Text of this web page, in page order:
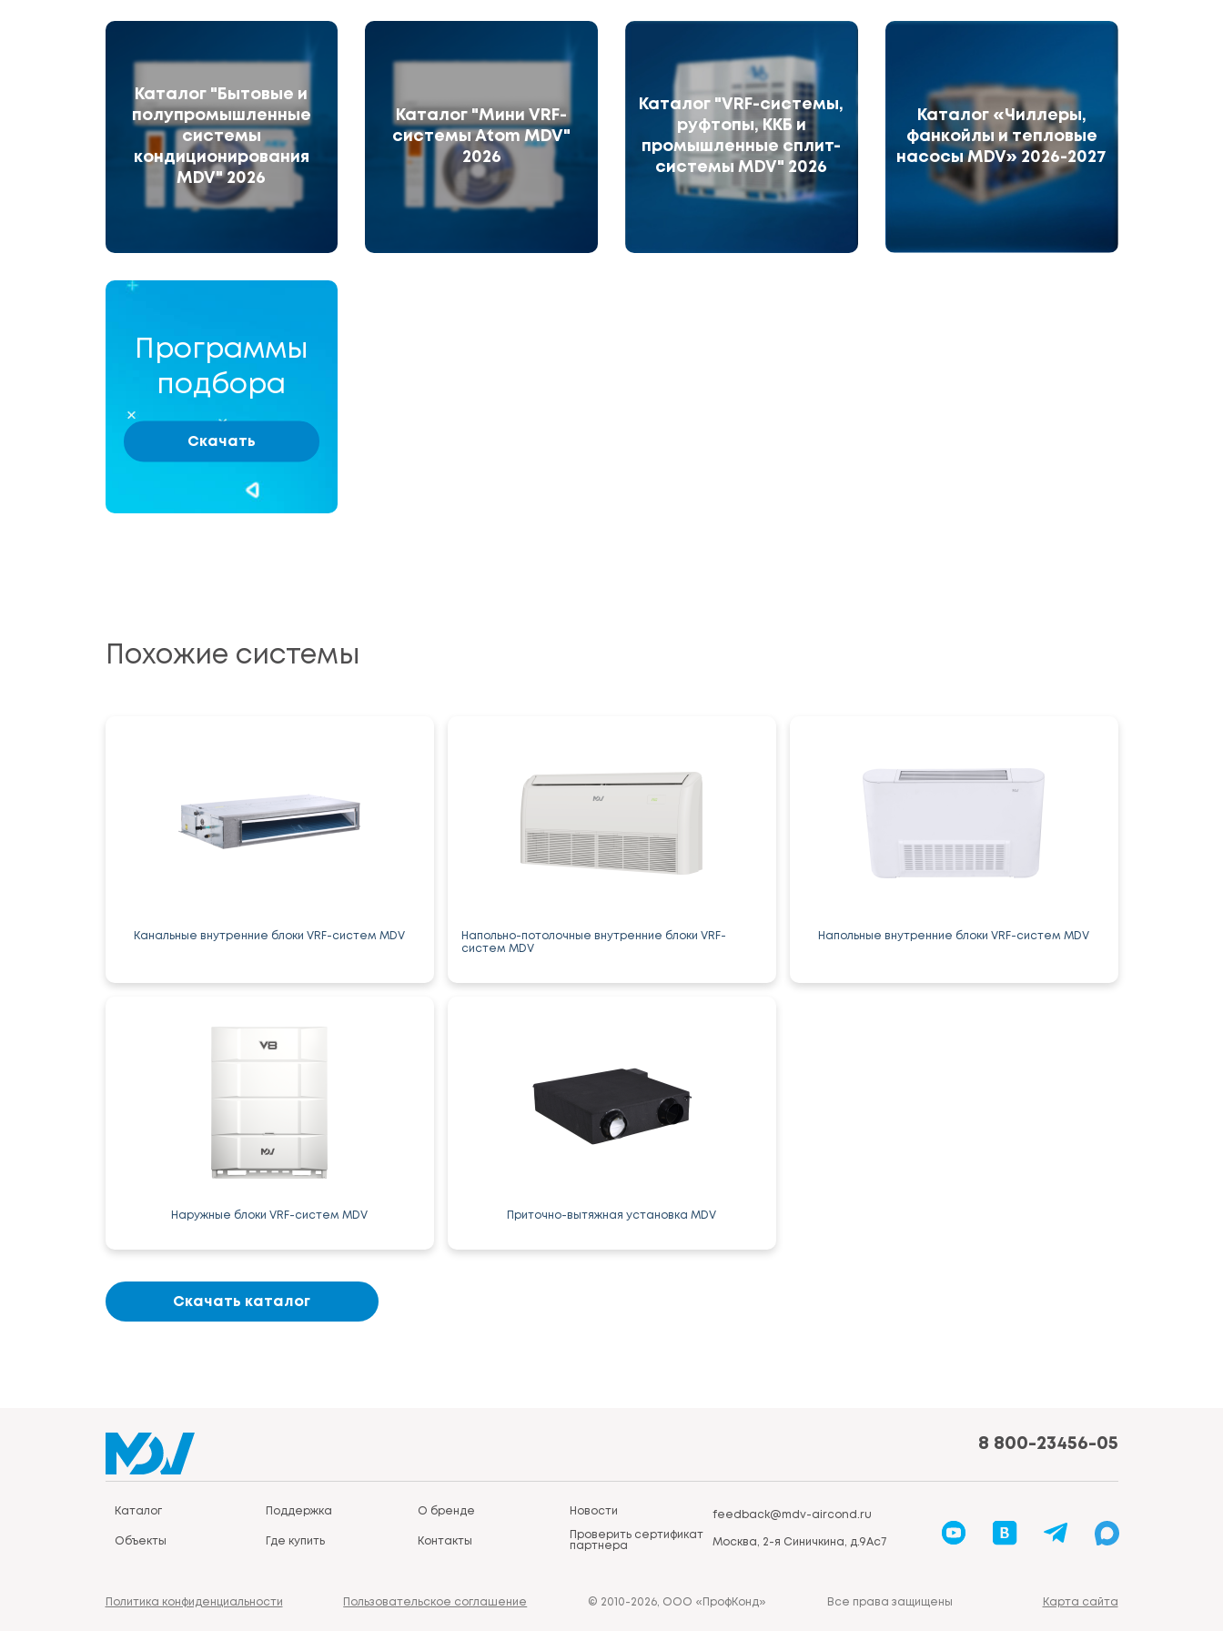
Каталог "Бытовые и
полупромышленные
системы
кондиционирования
MDV" 2026
Каталог "Мини VRF-
системы Atom MDV"
2026
Каталог "VRF-системы,
руфтопы, ККБ и
промышленные сплит-
системы MDV" 2026
Каталог «Чиллеры,
фанкойлы и тепловые
насосы MDV» 2026-2027
Программы
подбора
Скачать
Похожие системы
Канальные внутренние блоки VRF-систем MDV
Напольно-потолочные внутренние блоки VRF-
систем MDV
Напольные внутренние блоки VRF-систем MDV
Наружные блоки VRF-систем MDV Приточно-вытяжная установка MDV
Скачать каталог
8 800-23456-05
Каталог Поддержка О бренде Новости
Объекты Где купить Контакты
Проверить сертификат
партнера
feedback@mdv-aircond.ru
Москва, 2-я Синичкина, д.9Ас7
Политика конфиденциальности Пользовательское соглашение © 2010-2026, ООО «ПрофКонд» Все права защищены Карта сайта